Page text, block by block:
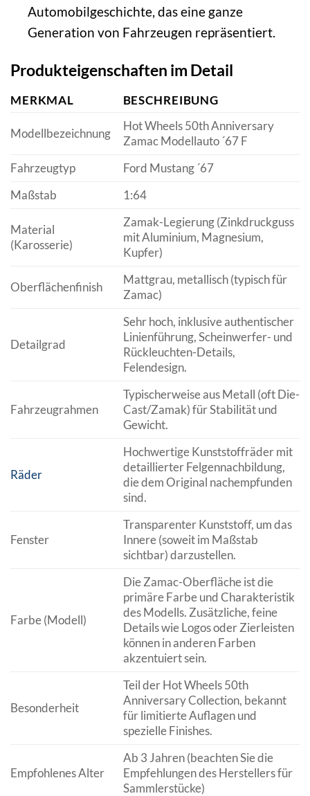
Automobilgeschichte, das eine ganze
Generation von Fahrzeugen repräsentiert.
Produkteigenschaften im Detail
MERKMAL BESCHREIBUNG
Modellbezeichnung
Hot Wheels 50th Anniversary
Zamac Modellauto ´67 F
Fahrzeugtyp
Ford Mustang ´67
Maßstab
1:64
Material
(Karosserie)
Zamak-Legierung (Zinkdruckguss
mit Aluminium, Magnesium,
Kupfer)
Oberflächenfinish
Mattgrau, metallisch (typisch für
Zamac)
Detailgrad
Sehr hoch, inklusive authentischer
Linienführung, Scheinwerfer- und
Rückleuchten-Details,
Felendesign.
Fahrzeugrahmen
Typischerweise aus Metall (oft Die-
Cast/Zamak) für Stabilität und
Gewicht.
Räder
Hochwertige Kunststoffräder mit
detaillierter Felgennachbildung,
die dem Original nachempfunden
sind.
Fenster
Transparenter Kunststoff, um das
Innere (soweit im Maßstab
sichtbar) darzustellen.
Farbe (Modell)
Die Zamac-Oberfläche ist die
primäre Farbe und Charakteristik
des Modells. Zusätzliche, feine
Details wie Logos oder Zierleisten
können in anderen Farben
akzentuiert sein.
Besonderheit
Teil der Hot Wheels 50th
Anniversary Collection, bekannt
für limitierte Auflagen und
spezielle Finishes.
Empfohlenes Alter
Ab 3 Jahren (beachten Sie die
Empfehlungen des Herstellers für
Sammlerstücke)